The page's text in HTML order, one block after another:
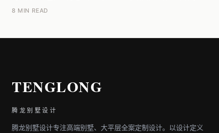
8 MIN READ
TENGLONG
腾龙别墅设计
腾龙别墅设计专注高端别墅、大平层全案定制设计。以设计定义